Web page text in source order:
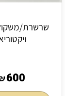
שרשרת/
600